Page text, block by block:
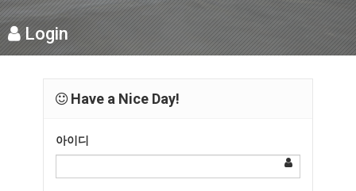
Login
Have a Nice Day!
아이디